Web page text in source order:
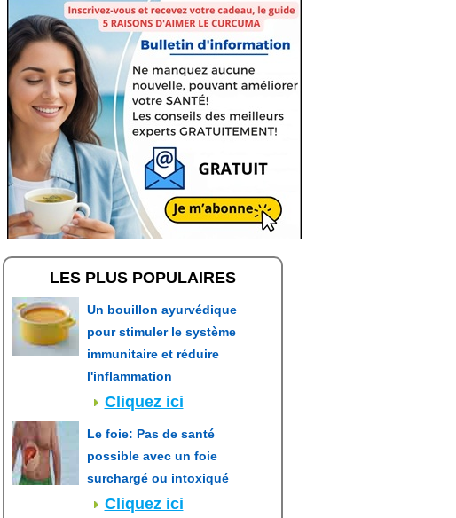
LES PLUS POPULAIRES
Un bouillon ayurvédique
pour stimuler le système
immunitaire et réduire
l'inflammation
Cliquez ici
Le foie: Pas de santé
possible avec un foie
surchargé ou intoxiqué
Cliquez ici